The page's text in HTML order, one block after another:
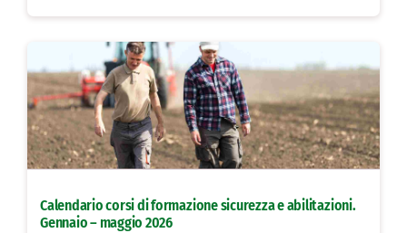
Calendario corsi di formazione sicurezza e abilitazioni.
Gennaio – maggio 2026